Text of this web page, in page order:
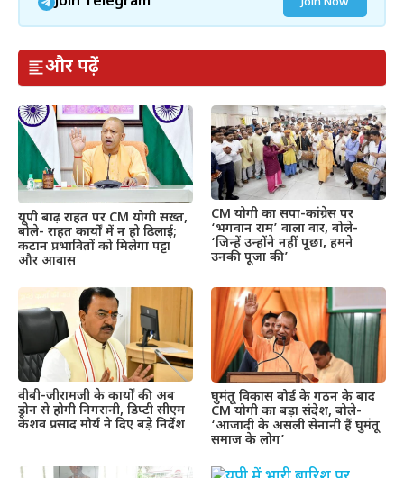
और पढ़ें
यूपी बाढ़ राहत पर CM योगी सख्त,
बोले- राहत कार्यों में न हो ढिलाई;
कटान प्रभावितों को मिलेगा पट्टा
और आवास
CM योगी का सपा-कांग्रेस पर
‘भगवान राम’ वाला वार, बोले-
‘जिन्हें उन्होंने नहीं पूछा, हमने
उनकी पूजा की’
वीबी-जीरामजी के कार्यों की अब
ड्रोन से होगी निगरानी, डिप्टी सीएम
केशव प्रसाद मौर्य ने दिए बड़े निर्देश
घुमंतू विकास बोर्ड के गठन के बाद
CM योगी का बड़ा संदेश, बोले-
‘आजादी के असली सेनानी हैं घुमंतू
समाज के लोग’